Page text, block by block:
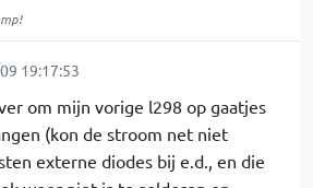
19:17:53
om mijn vorige l298 op gaatjes
(kon de stroom net niet
externe diodes bij e.d., en die